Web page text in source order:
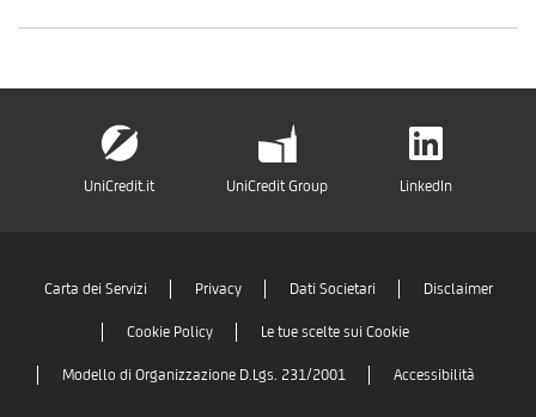
UniCredit.it UniCredit Group LinkedIn
Carta dei Servizi Privacy Dati Societari Disclaimer
Cookie Policy Le tue scelte sui Cookie
Modello di Organizzazione D.Lgs. 231/2001 Accessibilità